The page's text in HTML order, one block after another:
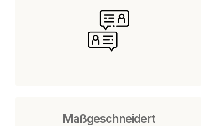
Maßgeschneidert